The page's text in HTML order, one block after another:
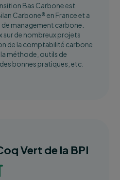
Bas Carbone est
Carbone® en France et a
management carbone.
sur de nombreux projets
de la comptabilité carbone
la méthode, outils de
bonnes pratiques, etc.
Vert de la BPI